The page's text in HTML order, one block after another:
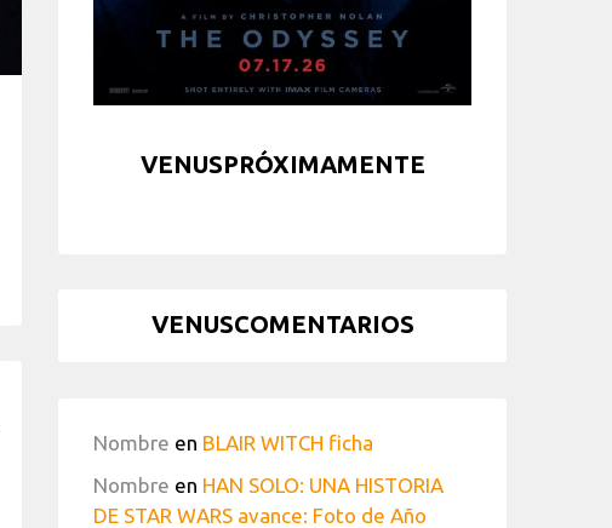
VENUSPRÓXIMAMENTE
VENUSCOMENTARIOS
Nombre en BLAIR WITCH ficha
Nombre en HAN SOLO: UNA HISTORIA
DE STAR WARS avance: Foto de Año